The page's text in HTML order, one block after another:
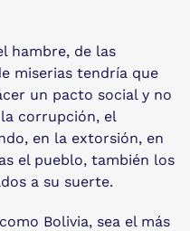
hambre, de las
miserias tendría que
un pacto social y no
corrupción, el
en la extorsión, en
el pueblo, también los
a su suerte.
Bolivia, sea el más